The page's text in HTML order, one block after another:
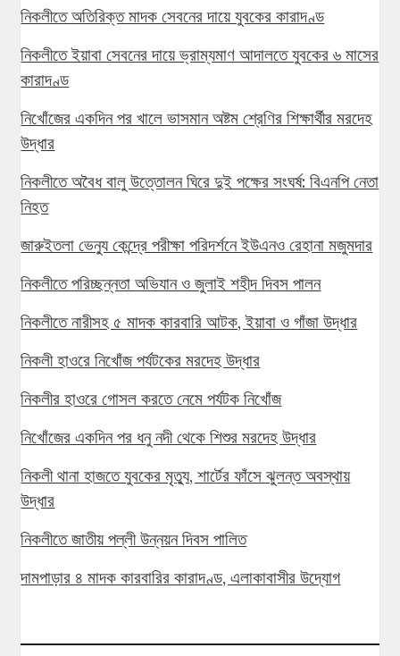
নিকলীতে অতিরিক্ত মাদক সেবনের দায়ে যুবকের কারাদণ্ড
নিকলীতে ইয়াবা সেবনের দায়ে ভ্রাম্যমাণ আদালতে যুবকের ৬ মাসের
কারাদণ্ড
নিখোঁজের একদিন পর খালে ভাসমান অষ্টম শ্রেণির শিক্ষার্থীর মরদেহ
উদ্ধার
নিকলীতে অবৈধ বালু উত্তোলন ঘিরে দুই পক্ষের সংঘর্ষ: বিএনপি নেতা
নিহত
জারুইতলা ভেন্যু কেন্দ্রে পরীক্ষা পরিদর্শনে ইউএনও রেহানা মজুমদার
নিকলীতে পরিচ্ছন্নতা অভিযান ও জুলাই শহীদ দিবস পালন
নিকলীতে নারীসহ ৫ মাদক কারবারি আটক, ইয়াবা ও গাঁজা উদ্ধার
নিকলী হাওরে নিখোঁজ পর্যটকের মরদেহ উদ্ধার
নিকলীর হাওরে গোসল করতে নেমে পর্যটক নিখোঁজ
নিখোঁজের একদিন পর ধনু নদী থেকে শিশুর মরদেহ উদ্ধার
নিকলী থানা হাজতে যুবকের মৃত্যু, শার্টের ফাঁসে ঝুলন্ত অবস্থায়
উদ্ধার
নিকলীতে জাতীয় পল্লী উন্নয়ন দিবস পালিত
দামপাড়ার ৪ মাদক কারবারির কারাদণ্ড, এলাকাবাসীর উদ্যোগ